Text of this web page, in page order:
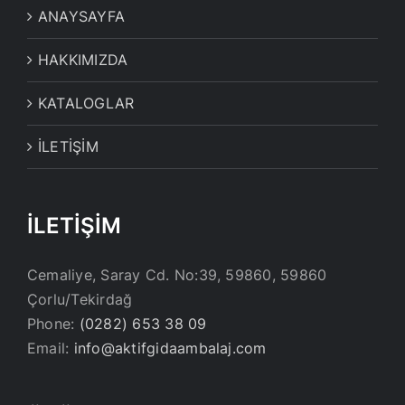
ANAYSAYFA
HAKKIMIZDA
KATALOGLAR
İLETİŞİM
İLETİŞİM
Cemaliye, Saray Cd. No:39, 59860, 59860
Çorlu/Tekirdağ
Phone: (0282) 653 38 09
Email: info@aktifgidaambalaj.com